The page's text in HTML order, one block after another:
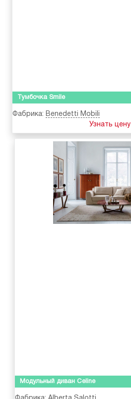
Тумбочка Smile
Фабрика: Benedetti Mobili
Узнать цену
Модульный диван Celine